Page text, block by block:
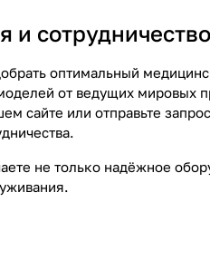
и сотрудничество
оптимальный
от ведущих мировых
сайте или отправьте
не только надёжное